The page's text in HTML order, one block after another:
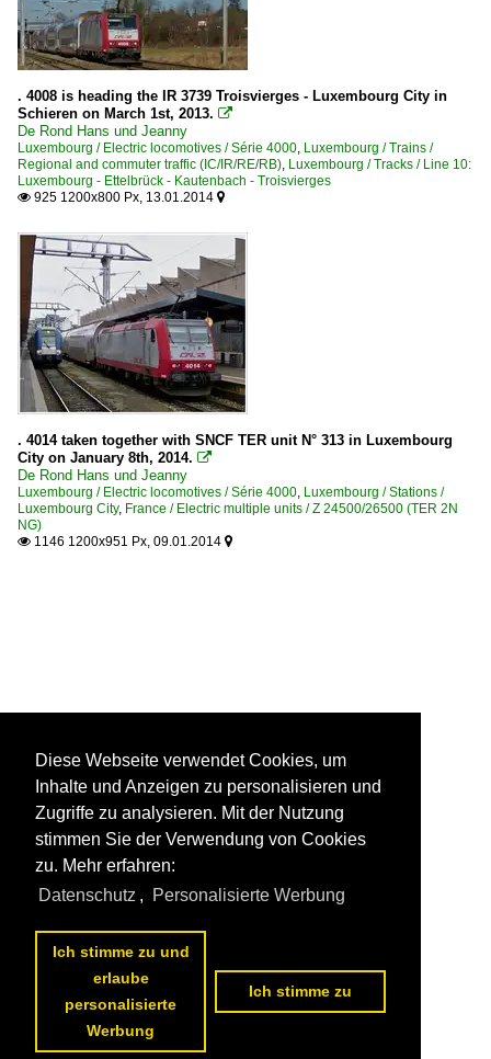
. 4008 is heading the IR 3739 Troisvierges - Luxembourg City in
Schieren on March 1st, 2013. 
De Rond Hans und Jeanny
Luxembourg / Electric locomotives / Série 4000 Luxembourg / Trains /
Regional and commuter traffic (IC/IR/RE/RB) Luxembourg / Tracks / Line 10:
Luxembourg - Ettelbrück - Kautenbach - Troisvierges
 925 1200x800 Px, 13.01.2014 
. 4014 taken together with SNCF TER unit N° 313 in Luxembourg
City on January 8th, 2014. 
De Rond Hans und Jeanny
Luxembourg / Electric locomotives / Série 4000 Luxembourg / Stations /
Luxembourg City, France / Electric multiple units / Z 24500/26500 (TER 2N
NG)
 1146 1200x951 Px, 09.01.2014 
Diese Webseite verwendet Cookies, um
Inhalte und Anzeigen zu personalisieren und
Zugriffe zu analysieren. Mit der Nutzung
stimmen Sie der Verwendung von Cookies
zu. Mehr erfahren:
Datenschutz , Personalisierte Werbung
Ich stimme zu und
erlaube
personalisierte
Werbung
Ich stimme zu